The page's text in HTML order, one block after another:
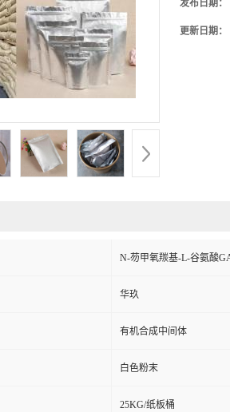
发布日期：
更新日期：
N-芴甲氧羰基-L-谷氨酸
华玖
有机合成中间体
白色粉末
25KG/纸板桶